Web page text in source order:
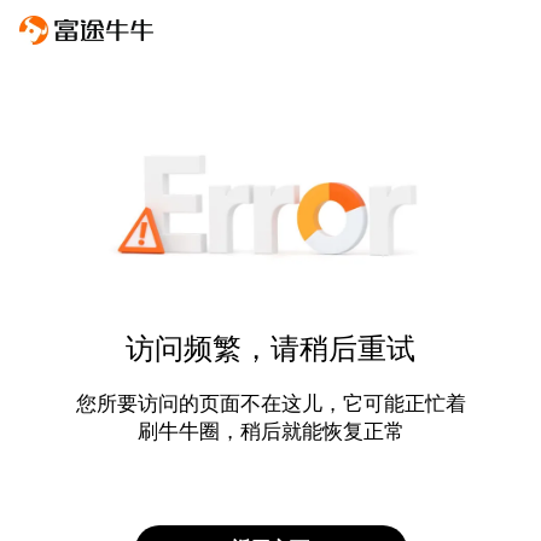
访问频繁，请稍后重试
您所要访问的页面不在这儿，它可能正忙着
刷牛牛圈，稍后就能恢复正常